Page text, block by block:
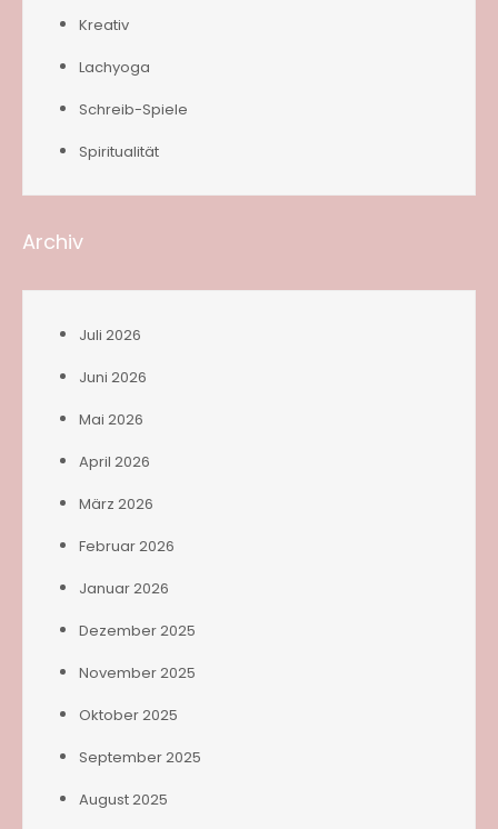
Kreativ
Lachyoga
Schreib-Spiele
Spiritualität
Archiv
Juli 2026
Juni 2026
Mai 2026
April 2026
März 2026
Februar 2026
Januar 2026
Dezember 2025
November 2025
Oktober 2025
September 2025
August 2025